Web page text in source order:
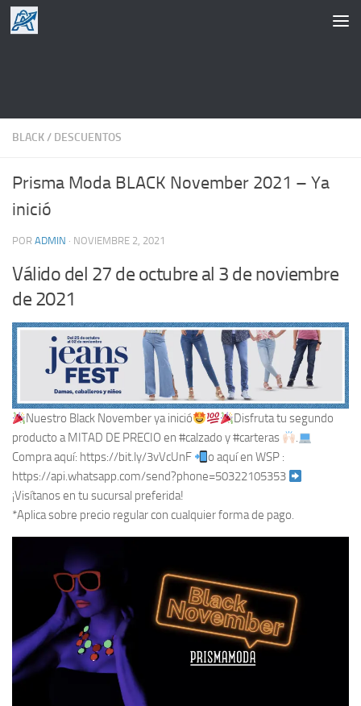
Saltar al contenido
BLACK/ DESCUENTOS
Prisma Moda BLACK November 2021 – Ya
inició
POR ADMIN · NOVIEMBRE 2, 2021
Válido del 27 de octubre al 3 de noviembre
de 2021
Nuestro Black November ya inició
Disfruta tu segundo
producto a MITAD DE PRECIO en #calzado y #carteras
.
Compra aquí: https://bit.ly/3vVcUnF
o aquí en WSP :
https://api.whatsapp.com/send?phone=50322105353
¡Visítanos en tu sucursal preferida!
*Aplica sobre precio regular con cualquier forma de pago.